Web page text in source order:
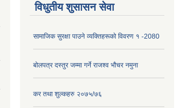
विधुतीय शुसासन सेवा
सामाजिक सुरक्षा पाउने व्यक्तिहरूको विवरण १ -2080
बोलपत्र दस्तुर जम्मा गर्ने राजश्व भौचर नमुना
कर तथा शुल्कहरु २०७५/७६